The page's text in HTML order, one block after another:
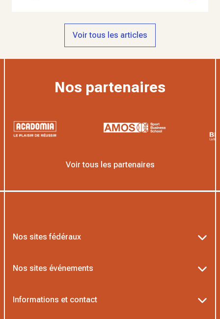
Voir tous les articles
Nos partenaires
Voir tous les partenaires
Nos sites fédéraux
Nos sites événements
Informations et contact